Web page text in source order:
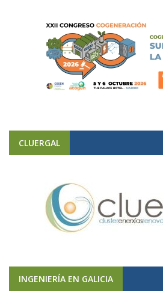
CLUERGAL
INGENIERÍA EN GALICIA